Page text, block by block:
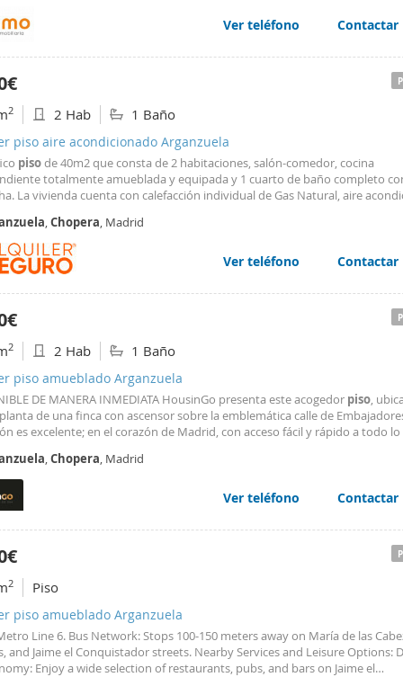
Ver teléfono Contactar
2 2 Hab 1 Baño
piso aire acondicionado Arganzuela
pisode 40m2 que consta de 2 habitaciones, salón-comedor, cocina
totalmente amueblada y equipada y 1 cuarto de baño completo
La vivienda cuenta con calefacción individual de Gas Natural, aire
incluidos en el precio de la renta. Cercano a todo tipo de comercios y
cercano "Legazpi" (L3 y L6). Autobuses EMT: 8,78, 148 y N14. No se
,Chopera, Madrid
Ver teléfono Contactar
2 2 Hab 1 Baño
piso amueblado Arganzuela
DE MANERA INMEDIATA HousinGo presenta este acogedor piso,
de una finca con ascensor sobre la emblemática calle de
es excelente; en el corazón de Madrid, con acceso fácil y rápido a todo
parque Enrique Tierno Galván. La zona ofrece
,Chopera, Madrid
Ver teléfono Contactar
2 Piso
piso amueblado Arganzuela
Line 6. Bus Network: Stops 100-150 meters away on María de las
and Jaime el Conquistador streets. Nearby Services and Leisure Options:
Enjoy a wide selection of restaurants, pubs, and bars on Jaime el